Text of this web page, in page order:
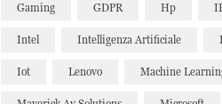
Gaming GDPR Hp
Intel Intelligenza Artificiale
Iot Lenovo Machine